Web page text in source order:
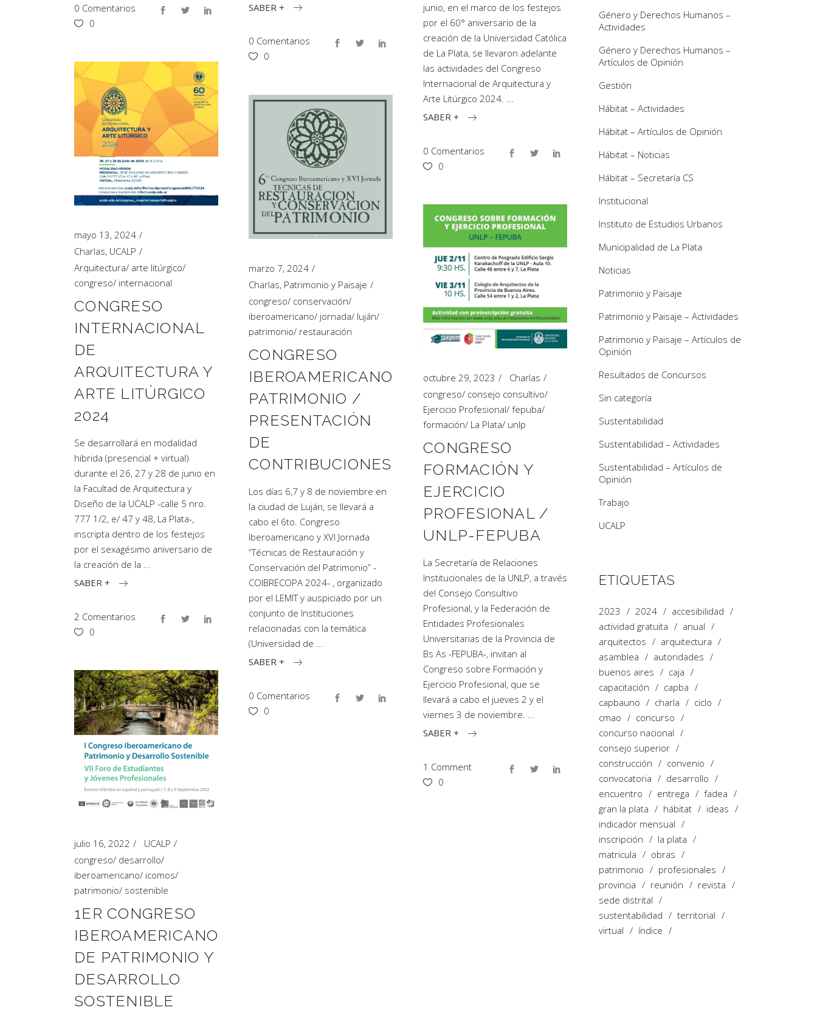
0 Comentarios
0
SABER +
0 Comentarios
0
junio, en el marco de los festejos
por el 60° aniversario de la
creación de la Universidad Católica
de La Plata, se llevaron adelante
las actividades del Congreso
Internacional de Arquitectura y
Arte Litúrgico 2024.
SABER +
0 Comentarios
0
mayo 13, 2024
Charlas, UCALP
Arquitectura/ arte litúrgico/
congreso/ internacional
CONGRESO
INTERNACIONAL
DE
ARQUITECTURA Y
ARTE LITÚRGICO
2024
Se desarrollará en modalidad
hibrida (presencial + virtual)
durante el 26, 27 y 28 de junio en
la Facultad de Arquitectura y
Diseño de la UCALP -calle 5 nro.
777 1/2, e/ 47 y 48, La Plata-,
inscripta dentro de los festejos
por el sexagésimo aniversario de
la creación de la
SABER +
2 Comentarios
0
marzo 7, 2024
Charlas, Patrimonio y Paisaje
congreso/ conservación/
iberoamericano/ jornada/ luján/
patrimonio/ restauración
CONGRESO
IBEROAMERICANO
PATRIMONIO /
PRESENTACIÓN
DE
CONTRIBUCIONES
Los días 6,7 y 8 de noviembre en
la ciudad de Luján, se llevará a
cabo el 6to. Congreso
Iberoamericano y XVI Jornada
“Técnicas de Restauración y
Conservación del Patrimonio” -
COIBRECOPA 2024- , organizado
por el LEMIT y auspiciado por un
conjunto de Instituciones
relacionadas con la temática
(Universidad de
SABER +
0 Comentarios
0
octubre 29, 2023
Charlas
congreso/ consejo consultivo/
Ejercicio Profesional/ fepuba/
formación/ La Plata/ unlp
CONGRESO
FORMACIÓN Y
EJERCICIO
PROFESIONAL /
UNLP-FEPUBA
La Secretaría de Relaciones
Institucionales de la UNLP, a través
del Consejo Consultivo
Profesional, y la Federación de
Entidades Profesionales
Universitarias de la Provincia de
Bs As -FEPUBA-, invitan al
Congreso sobre Formación y
Ejercicio Profesional, que se
llevará a cabo el jueves 2 y el
viernes 3 de noviembre.
SABER +
1 Comment
0
julio 16, 2022
UCALP
congreso/ desarrollo/
iberoamericano/ icomos/
patrimonio/ sostenible
1ER CONGRESO
IBEROAMERICANO
DE PATRIMONIO Y
DESARROLLO
SOSTENIBLE
Género y Derechos Humanos –
Actividades
Género y Derechos Humanos –
Artículos de Opinión
Gestión
Hábitat – Actividades
Hábitat – Artículos de Opinión
Hábitat – Noticias
Hábitat – Secretaría CS
Institucional
Instituto de Estudios Urbanos
Municipalidad de La Plata
Noticias
Patrimonio y Paisaje
Patrimonio y Paisaje – Actividades
Patrimonio y Paisaje – Artículos de
Opinión
Resultados de Concursos
Sin categoría
Sustentabilidad
Sustentabilidad – Actividades
Sustentabilidad – Artículos de
Opinión
Trabajo
UCALP
ETIQUETAS
2023 2024
accesibilidad
actividad gratuita
anual
arquitectos
arquitectura
asamblea
autoridades
buenos aires
caja
capacitación
capba
capbauno
charla
ciclo
cmao
concurso
concurso nacional
consejo superior
construcción
convenio
convocatoria
desarrollo
encuentro
entrega
fadea
gran la plata
hábitat
ideas
indicador mensual
inscripción
la plata
matricula
obras
patrimonio
profesionales
provincia
reunión
revista
sede distrital
sustentabilidad
territorial
virtual
índice